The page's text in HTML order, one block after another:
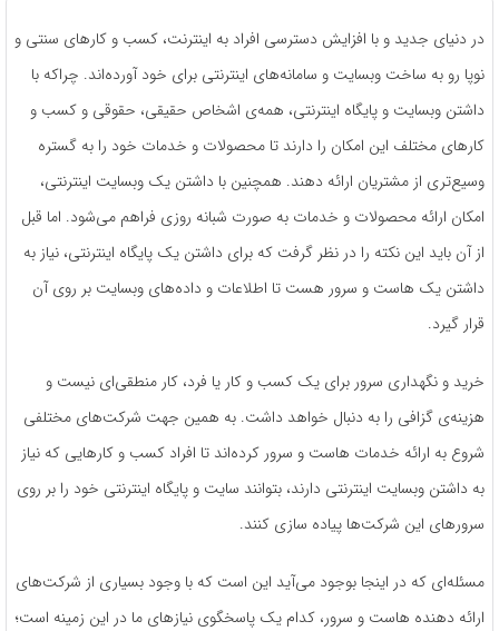
در دنیای جدید و با افزایش دسترسی افراد به اینترنت، کسب و کارهای سنتی و
نوپا رو به ساخت وبسایت و سامانه‌های اینترنتی برای خود آورده‌اند. چراکه با
داشتن وبسایت و پایگاه اینترنتی، همه‌ی اشخاص حقیقی، حقوقی و کسب و
کارهای مختلف این امکان را دارند تا محصولات و خدمات خود را به گستره
وسیع‌تری از مشتریان ارائه دهند. همچنین با داشتن یک وبسایت اینترنتی،
امکان ارائه محصولات و خدمات به صورت شبانه روزی فراهم می‌شود. اما قبل
از آن باید این نکته را در نظر گرفت که برای داشتن یک پایگاه اینترنتی، نیاز به
داشتن یک هاست و سرور هست تا اطلاعات و داده‌های وبسایت بر روی آن
قرار گیرد.
خرید و نگهداری سرور برای یک کسب و کار یا فرد، کار منطقی‌ای نیست و
هزینه‌ی گزافی را به دنبال خواهد داشت. به همین جهت شرکت‌های مختلفی
شروع به ارائه خدمات هاست و سرور کرده‌اند تا افراد کسب و کارهایی که نیاز
به داشتن وبسایت اینترنتی دارند، بتوانند سایت و پایگاه اینترنتی خود را بر روی
سرورهای این شرکت‌ها پیاده سازی کنند.
مسئله‌ای که در اینجا بوجود می‌آید این است که با وجود بسیاری از شرکت‌های
ارائه دهنده هاست و سرور، کدام یک پاسخگوی نیازهای ما در این زمینه است؛